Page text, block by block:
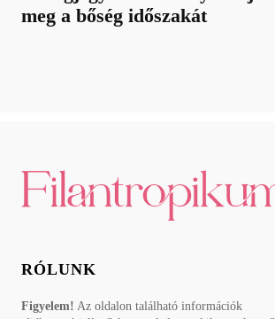
meg a bőség időszakát
RÓLUNK
Figyelem! Az oldalon található információk